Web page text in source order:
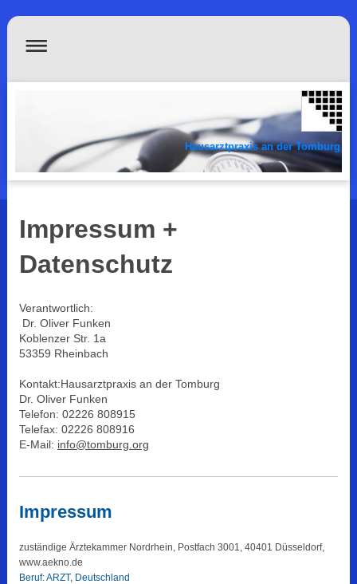
Hausarztpraxis an der Tomburg
Impressum +
Datenschutz
Verantwortlich:
Dr. Oliver Funken
Koblenzer Str. 1a
53359 Rheinbach
Kontakt:Hausarztpraxis an der Tomburg
Dr. Oliver Funken
Telefon: 02226 808915
Telefax: 02226 808916
E-Mail: info@tomburg.org
Impressum
zuständige Ärztekammer Nordrhein, Postfach 3001, 40401 Düsseldorf,
www.aekno.de
Beruf: ARZT, Deutschland